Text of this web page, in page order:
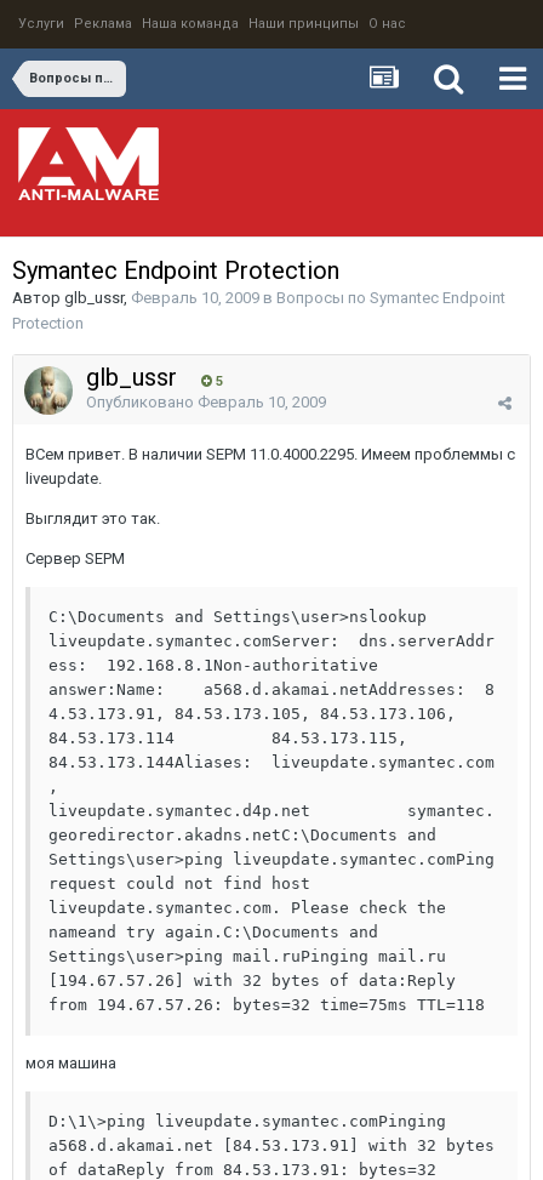
Услуги Реклама Наша команда Наши принципы О нас
Вопросы по Symantec Endpoint Protection
Symantec Endpoint Protection
Автор glb_ussr, Февраль 10, 2009 в Вопросы по Symantec Endpoint
Protection
glb_ussr 5
Опубликовано Февраль 10, 2009
ВСем привет. В наличии SEPM 11.0.4000.2295. Имеем проблеммы с
liveupdate.
Выглядит это так.
Сервер SEPM
C:\Documents and Settings\user>nslookup
liveupdate.symantec.comServer:  dns.serverAddr
ess:  192.168.8.1Non-authoritative
answer:Name:    a568.d.akamai.netAddresses:  8
4.53.173.91, 84.53.173.105, 84.53.173.106,
84.53.173.114          84.53.173.115,
84.53.173.144Aliases:  liveupdate.symantec.com
,
liveupdate.symantec.d4p.net          symantec.
georedirector.akadns.netC:\Documents and
Settings\user>ping liveupdate.symantec.comPing
request could not find host
liveupdate.symantec.com. Please check the
nameand try again.C:\Documents and
Settings\user>ping mail.ruPinging mail.ru
[194.67.57.26] with 32 bytes of data:Reply
from 194.67.57.26: bytes=32 time=75ms TTL=118
моя машина
D:\1\>ping liveupdate.symantec.comPinging
a568.d.akamai.net [84.53.173.91] with 32 bytes
of dataReply from 84.53.173.91: bytes=32